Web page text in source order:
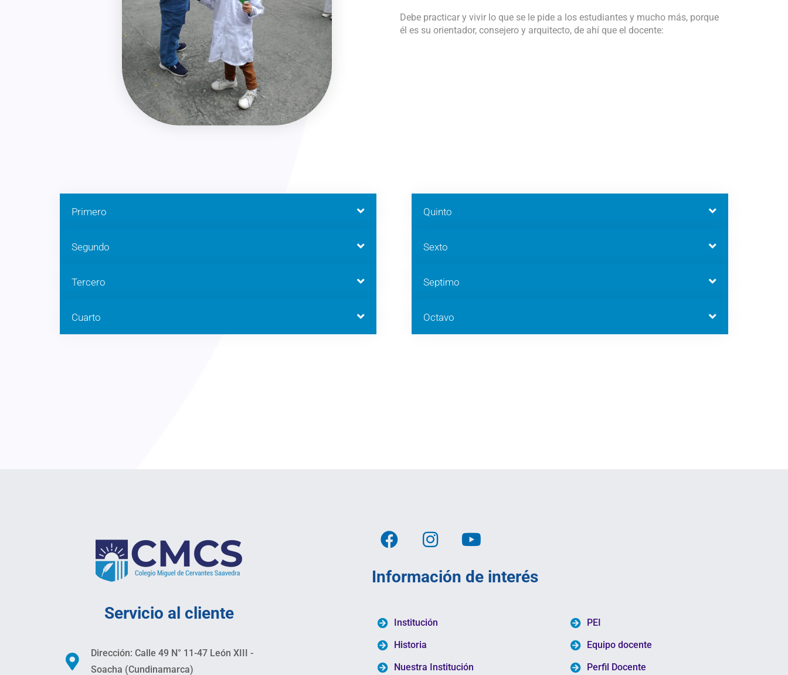
Debe practicar y vivir lo que se le pide a los estudiantes y mucho más, porque
él es su orientador, consejero y arquitecto, de ahí que el docente:
Primero
Segundo
Tercero
Cuarto
Quinto
Sexto
Septimo
Octavo
Servicio al cliente
Dirección: Calle 49 N° 11-47 León XIII -
Soacha (Cundinamarca)
Información de interés
Institución
Historia
Nuestra Institución
PEI
Equipo docente
Perfil Docente